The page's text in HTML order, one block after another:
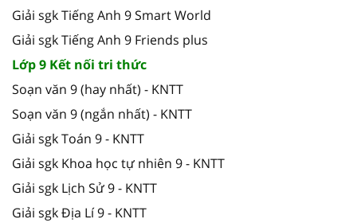
Giải sgk Tiếng Anh 9 Smart World
Giải sgk Tiếng Anh 9 Friends plus
Lớp 9 Kết nối tri thức
Soạn văn 9 (hay nhất) - KNTT
Soạn văn 9 (ngắn nhất) - KNTT
Giải sgk Toán 9 - KNTT
Giải sgk Khoa học tự nhiên 9 - KNTT
Giải sgk Lịch Sử 9 - KNTT
Giải sgk Địa Lí 9 - KNTT